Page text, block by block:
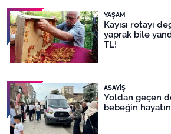
YAŞAM
Kayısı rotayı
yaprak bile
TL!
ASAYIŞ
Yoldan geçen
bebeğin